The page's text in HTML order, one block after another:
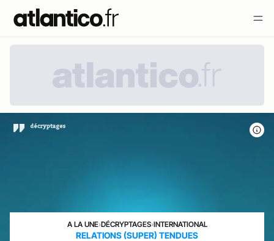
A LA UNE›DÉCRYPTAGES›INTERNATIONAL
RELATIONS (SUPER) TENDUES